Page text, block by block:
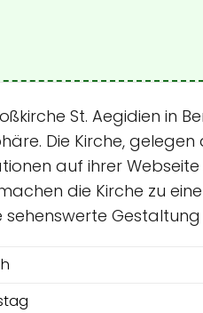
St. Aegidien in
Die Kirche,
auf ihrer
die Kirche zu
sehenswerte